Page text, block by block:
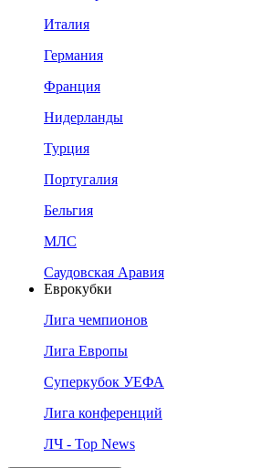
Италия
Германия
Франция
Нидерланды
Турция
Португалия
Бельгия
МЛС
Саудовская Аравия
Еврокубки
Лига чемпионов
Лига Европы
Суперкубок УЕФА
Лига конференций
ЛЧ - Top News